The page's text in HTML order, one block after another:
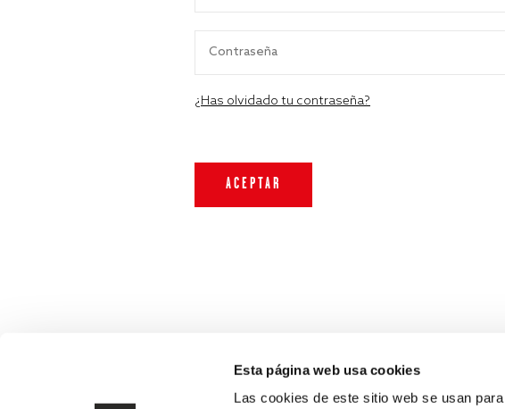
Esta página web usa cookies
Las cookies de este sitio web se usan
¿Has olvidado tu contraseña?